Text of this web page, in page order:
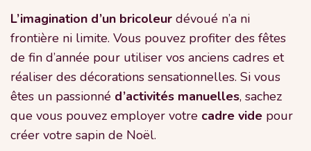
L’imagination d’un bricoleur dévoué n’a ni
frontière ni limite. Vous pouvez profiter des fêtes
de fin d’année pour utiliser vos anciens cadres et
réaliser des décorations sensationnelles. Si vous
êtes un passionné d’activités manuelles, sachez
que vous pouvez employer votre cadre vide pour
créer votre sapin de Noël.